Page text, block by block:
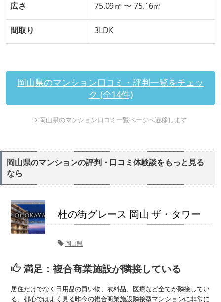
広さ 75.09㎡ 〜 75.16㎡
間取り 3LDK
岡山県のマンション口コミ・評判一覧をチェッ
ク (全14件)
※岡山県のマンション口コミ一覧ページへ遷移します
岡山県のマンションの評判・口コミ体験談をもっと見る
なら
杜の街グレース 岡山 ザ・タワー
岡山県
満足：複合商業施設が隣接している
居住だけでなく日用品の買い物、衣料品、医療など全てが隣接してい
る、都心ではよく見る昨今の複合商業施設隣接型マンションに非常に